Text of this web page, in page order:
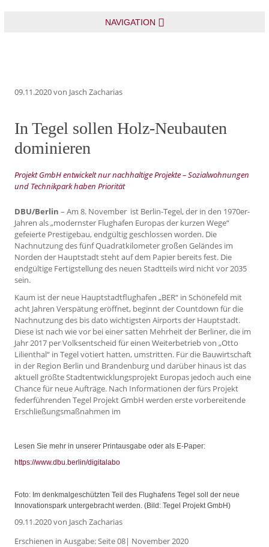
NAVIGATION
09.11.2020von Jasch Zacharias
In Tegel sollen Holz-Neubauten
dominieren
Projekt GmbH entwickelt nur nachhaltige Projekte – Sozialwohnungen
und Technikpark haben Priorität
DBU/Berlin – Am 8. November ist Berlin-Tegel, der in den 1970er-
Jahren als „modernster Flughafen Europas der kurzen Wege“
gefeierte Prestigebau, endgültig geschlossen worden. Die
Nachnutzung des fünf Quadratkilometer großen Geländes im
Norden der Hauptstadt steht auf dem Papier bereits fest. Die
endgültige Fertigstellung des neuen Stadtteils wird nicht vor 2035
sein.
Kaum ist der neue Hauptstadtflughafen „BER“ in Schönefeld mit
acht Jahren Verspätung eröffnet, beginnt der Countdown für die
Nachnutzung des bis dato wichtigsten Airports der Hauptstadt.
Diese ist nach wie vor bei einer satten Mehrheit der Berliner, die im
Jahr 2017 per Volksentscheid für einen Weiterbetrieb von „Otto
Lilienthal“ in Tegel votiert hatten, umstritten. Für die Bauwirtschaft
in der Region Berlin und Brandenburg und darüber hinaus ist das
aktuell größte Stadtentwicklungsprojekt Europas jedoch auch eine
Chance für neue Aufträge. Nach Informationen der fürs Projekt
federführenden Tegel Projekt GmbH werden erste vorbereitende
Erschließungsmaßnahmen im
Lesen Sie mehr in unserer Printausgabe oder als E-Paper:
https://www.dbu.berlin/digitalabo
Foto: Im denkmalgeschützten Teil des Flughafens Tegel soll der neue
Innovationspark untergebracht werden. (Bild: Tegel Projekt GmbH)
09.11.2020von Jasch Zacharias
Erschienen in Ausgabe: Seite 08| November 2020